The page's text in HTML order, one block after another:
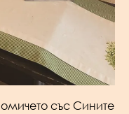
със Сините